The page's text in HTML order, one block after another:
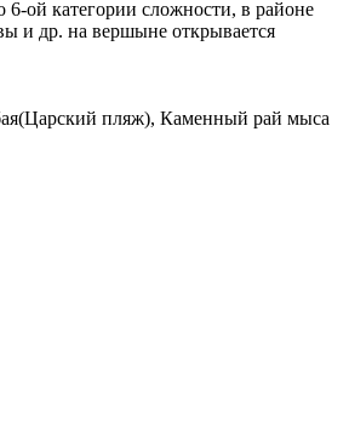
ой категории сложности, в районе
и др. на вершыне открывается
пляж), Каменный рай мыса